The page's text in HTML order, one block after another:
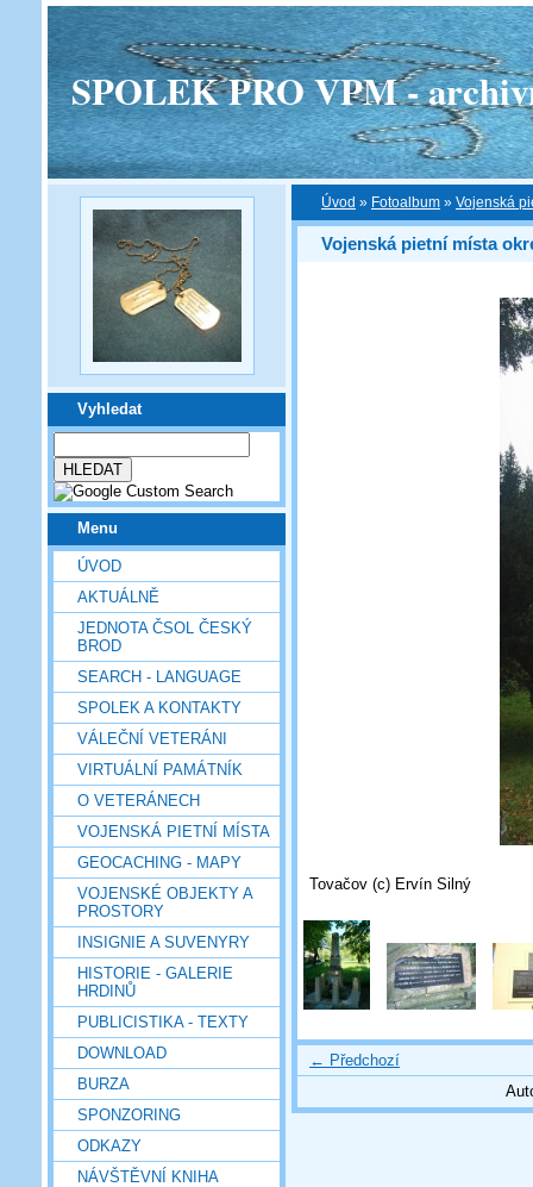
SPOLEK PRO VPM -
Vyhledat
Menu
ÚVOD
AKTUÁLNĚ
JEDNOTA ČSOL ČESKÝ
BROD
SEARCH - LANGUAGE
SPOLEK A KONTAKTY
VÁLEČNÍ VETERÁNI
VIRTUÁLNÍ PAMÁTNÍK
O VETERÁNECH
VOJENSKÁ PIETNÍ MÍSTA
GEOCACHING - MAPY
VOJENSKÉ OBJEKTY A
PROSTORY
INSIGNIE A SUVENYRY
HISTORIE - GALERIE
HRDINŮ
PUBLICISTIKA - TEXTY
DOWNLOAD
BURZA
SPONZORING
ODKAZY
NÁVŠTĚVNÍ KNIHA
Úvod » Fotoalbum » Vojenská
Vojenská pietní místa
Tovačov (c) Ervín Silný
← Předchozí